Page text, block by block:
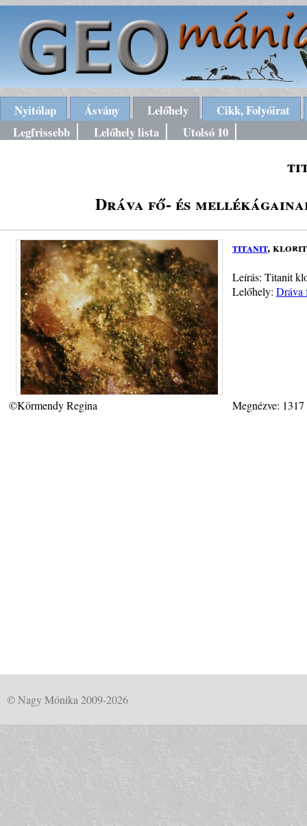
Nyitólap Ásvány Lelőhely
Cikk, Folyóirat
Legfrissebb
Lelőhely lista Utolsó 10
Dráva fő- és
titanit, klorit
Leírás: Titanit
Lelőhely: Dráva
©Körmendy Regina Megnézve:
© Nagy Mónika 2009-2026